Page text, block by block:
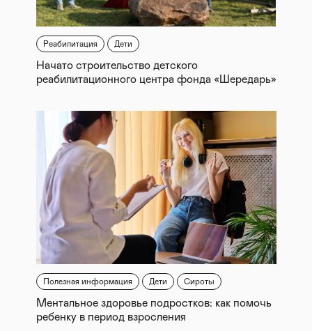
Реабилитация Дети
Начато строительство детского
реабилитационного центра фонда «Шередарь»
Полезная информация Дети Сироты
Ментальное здоровье подростков: как помочь
ребенку в период взросления